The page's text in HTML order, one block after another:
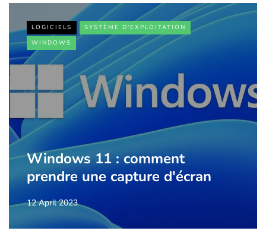
LOGICIELS
SYSTÈME D'EXPLOITATION
WINDOWS
Windows 11 : comment
prendre une capture d'écran
12 April 2023